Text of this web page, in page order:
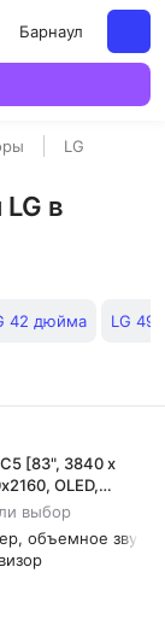
Барнаул
LG
в
42 дюйма LG 49
[83", 3840 x
OLED,
выбор
объемное